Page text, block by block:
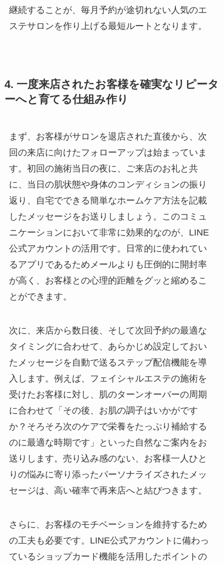
継続することが、毎月予約が途切れない人気のエ
ステサロンを作り上げる最短ルートとなります。
4. 一度来店されたお客様を確実なリピータ
ーへと育てる仕組み作り
まず、お客様がサロンを退店された直後から、次
回の来店に向けたフォローアップは始まっていま
す。初回の施術当日の夜に、ご来店のお礼と共
に、当日の肌状態や身体のコンディションの振り
返り、自宅でできる簡単なホームケア方法を記載
したメッセージをお送りしましょう。このコミュ
ニケーションにおいて非常に効果的なのが、LINE
公式アカウントの活用です。日常的に使われてい
るアプリであるためメールよりも圧倒的に開封率
が高く、お客様との心理的距離をグッと縮めるこ
とができます。
次に、来店から数日後、そして次回予約の最適な
タイミングに合わせて、あらかじめ設定しておい
たメッセージを自動で送るステップ配信機能を導
入します。例えば、フェイシャルエステの施術を
受けたお客様に対し、肌のターンオーバーの周期
に合わせて「その後、お肌の調子はいかがです
か？そろそろ次のケアで栄養をたっぷり補給する
のに最適な時期です」といった自然なご案内をお
送りします。売り込み感のない、お客様一人ひと
りの悩みに寄り添ったパーソナライズされたメッ
セージは、高い確率で再来店へと結びつきます。
さらに、お客様のモチベーションを維持するため
の工夫も必要です。LINE公式アカウントに備わっ
ているショップカード機能を活用したポイントの